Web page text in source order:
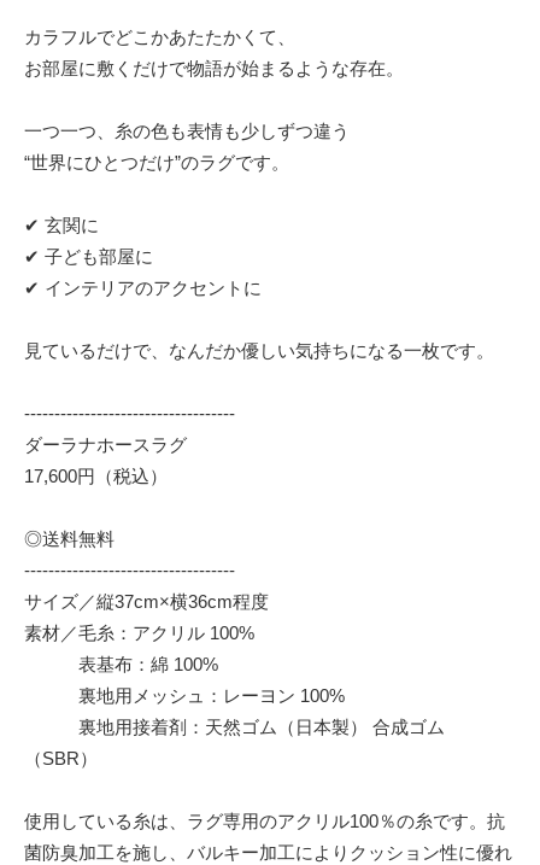
カラフルでどこかあたたかくて、
お部屋に敷くだけで物語が始まるような存在。
一つ一つ、糸の色も表情も少しずつ違う
“世界にひとつだけ”のラグです。
✔ 玄関に
✔ 子ども部屋に
✔ インテリアのアクセントに
見ているだけで、なんだか優しい気持ちになる一枚です。
-----------------------------------
ダーラナホースラグ
17,600円（税込）
◎送料無料
-----------------------------------
サイズ／縦37cm×横36cm程度
素材／毛糸：アクリル 100%
表基布：綿 100%
裏地用メッシュ：レーヨン 100%
裏地用接着剤：天然ゴム（日本製） 合成ゴム
（SBR）
使用している糸は、ラグ専用のアクリル100％の糸です。抗
菌防臭加工を施し、バルキー加工によりクッション性に優れ